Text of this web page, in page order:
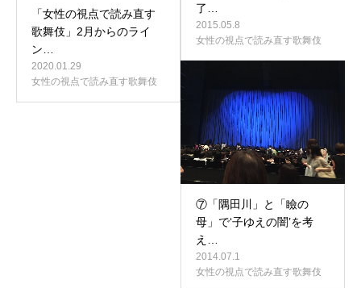
「女性の視点で読み直す
歌舞伎」2月からのライ
ン…
2020.01.29
女性の視点で読み直す歌舞伎
了…
2015.05.8
女性の視点で読み直す歌舞伎
⑦「隅田川」と「瞼の
母」で‘子ゆえの闇’を考
え…
2014.07.1
女性の視点で読み直す歌舞伎